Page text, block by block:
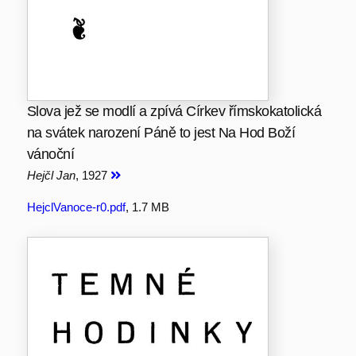
Slova jež se modlí a zpívá Církev římskokatolická
na svátek narození Páně to jest Na Hod Boží
vánoční
Hejčl Jan, 1927
HejclVanoce-r0.pdf, 1.7 MB